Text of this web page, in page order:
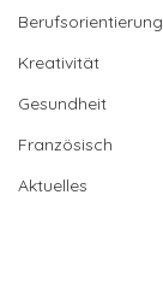
Berufsorientierung
Kreativität
Gesundheit
Französisch
Aktuelles